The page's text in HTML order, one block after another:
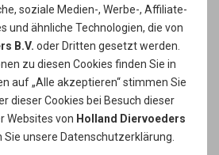
soziale Medien-, Werbe-, Affiliate-
und ähnliche Technologien, die von
B.V. oder Dritten gesetzt werden.
zu diesen Cookies finden Sie in
auf „Alle akzeptieren“ stimmen Sie
dieser Cookies bei Besuch dieser
Websites von Holland Diervoeders
Sie unsere Datenschutzerklärung